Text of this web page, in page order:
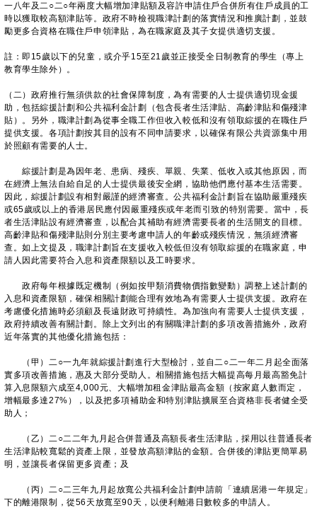
一八年及二○二○年兩度大幅增加津貼額及容許申請住戶合併所有住戶成員的工
時以獲取較高額津貼等。政府不時檢視職津計劃的落實情況和推廣計劃，並鼓
勵更多合資格在職住戶申領津貼，為在職家庭及其子女提供適切支援。
註：即15歲以下的兒童，或介乎15至21歲並正接受全日制教育的學生（專上
教育學生除外）。
（二）政府推行無須供款的社會保障制度，為有需要的人士提供適切現金援
助，包括綜援計劃和公共福利金計劃（包含長者生活津貼、高齡津貼和傷殘津
貼）。另外，職津計劃為從事全職工作但收入較低和沒有領取綜援的在職住戶
提供支援。各項計劃按其目的設有不同申請要求，以確保有限公共資源集中用
於照顧有需要的人士。
綜援計劃是為因年老、患病、殘疾、單親、失業、低收入或其他原因，而
在經濟上無法自給自足的人士提供最後安全網，協助他們應付基本生活需要。
因此，綜援計劃設有相對嚴謹的經濟審查。公共福利金計劃旨在協助嚴重殘疾
或65歲或以上的香港居民應付因嚴重殘疾或年老而引致的特別需要。當中，長
者生活津貼設有經濟審查，以配合其補助有經濟需要長者的生活開支的目標。
高齡津貼和傷殘津貼則分別主要考慮申請人的年齡或殘疾情況，無須經濟審
查。如上文提及，職津計劃旨在支援收入較低但沒有領取綜援的在職家庭，申
請人因此需要符合入息和資產限額以及工時要求。
政府每年根據既定機制（例如按甲類消費物價指數變動）調整上述計劃的
入息和資產限額，確保相關計劃能合理有效地為有需要人士提供支援。政府在
考慮優化措施時必須顧及長遠財政可持續性。為加強向有需要人士提供支援，
政府持續改善有關計劃。除上文列出的有關職津計劃的多項改善措施外，政府
近年落實的其他優化措施包括：
（甲）二○一九年就綜援計劃進行大型檢討，並自二○二一年二月起全面落
實多項改善措施，惠及大部分受助人。相關措施包括大幅提高每月最高豁免計
算入息限額六成至4,000元、大幅增加租金津貼最高金額（按家庭人數而定，
增幅最多達27%），以及把多項補助金和特別津貼擴展至合資格非長者健全受
助人；
（乙）二○二二年九月起合併普通及高額長者生活津貼，採用以往普通長者
生活津貼較寬鬆的資產上限，並發放高額津貼的金額。合併後的津貼更簡單易
明，並讓長者保留更多資產；及
（丙）二○二三年九月起放寬公共福利金計劃申請前「連續居港一年規定」
下的離港限制，從56天放寬至90天，以便利離港日數較多的申請人。